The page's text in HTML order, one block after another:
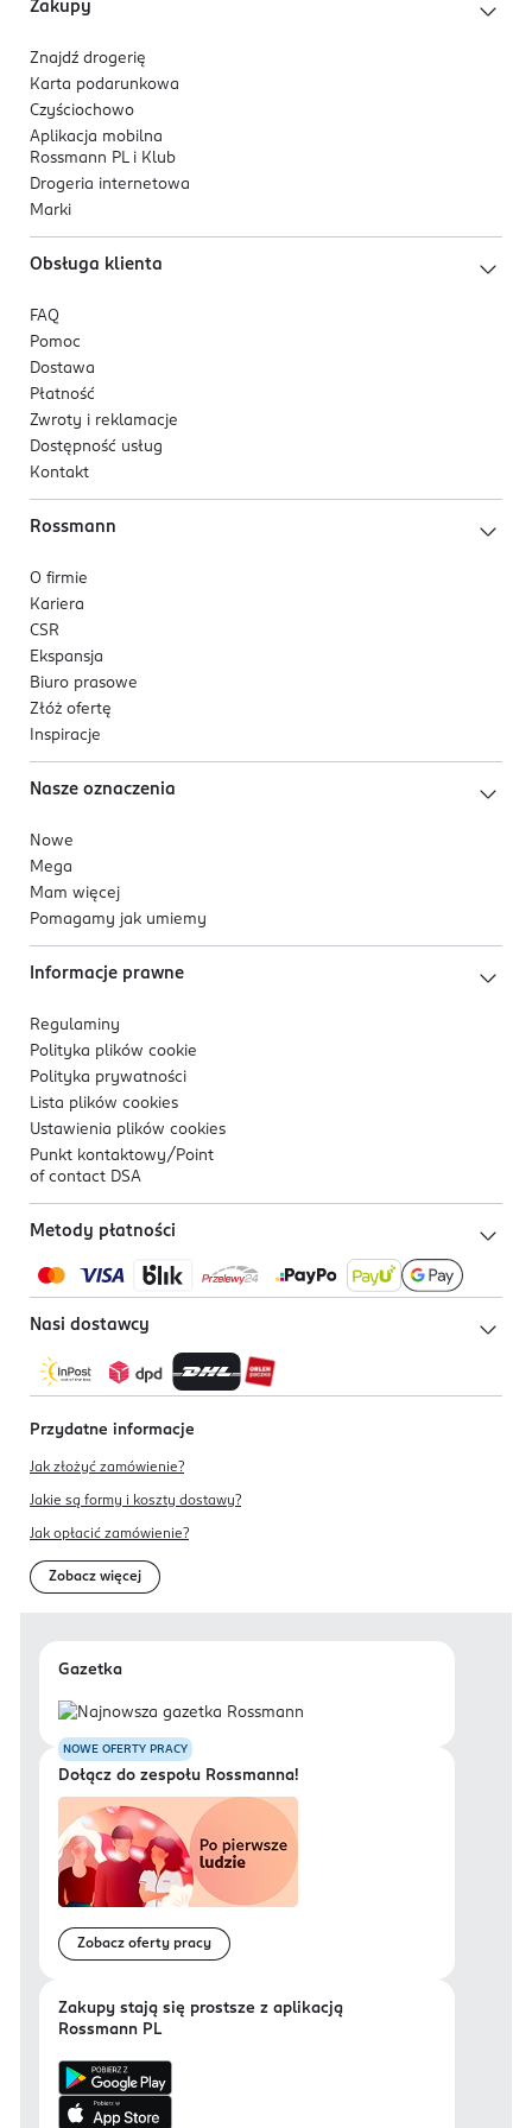
Zakupy
Znajdź drogerię
Karta podarunkowa
Czyściochowo
Aplikacja mobilna
Rossmann PL i Klub
Drogeria internetowa
Marki
Obsługa klienta
FAQ
Pomoc
Dostawa
Płatność
Zwroty i reklamacje
Dostępność usług
Kontakt
Rossmann
O firmie
Kariera
CSR
Ekspansja
Biuro prasowe
Złóż ofertę
Inspiracje
Nasze oznaczenia
Nowe
Mega
Mam więcej
Pomagamy jak umiemy
Informacje prawne
Regulaminy
Polityka plików cookie
Polityka prywatności
Lista plików cookies
Ustawienia plików cookies
Punkt kontaktowy/ Point
of contact DSA
Metody płatności
Nasi dostawcy
Przydatne informacje
Jak złożyć zamówienie?
Jakie są formy i koszty dostawy?
Jak opłacić zamówienie?
Zobacz więcej
Gazetka
NOWE OFERTY PRACY
Dołącz do zespołu Rossmanna!
Zobacz oferty pracy
Zakupy stają się prostsze z aplikacją
Rossmann PL